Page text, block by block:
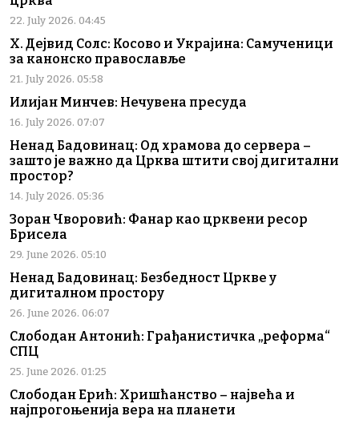
22. July 2026. 04:45
Х. Дејвид Солс: Косово и Украјина: Самученици
за канонско православље
21. July 2026. 05:58
Илијан Минчев: Нечувена пресуда
16. July 2026. 07:07
Ненад Бадовинац: Од храмова до сервера –
зашто је важно да Црква штити свој дигитални
простор?
14. July 2026. 05:36
Зоран Чворовић: Фанар као црквени ресор
Брисела
29. June 2026. 05:10
Ненад Бадовинац: Безбедност Цркве у
дигиталном простору
26. June 2026. 06:07
Слободан Антонић: Грађанистичка „реформа“
СПЦ
25. June 2026. 01:25
Слободан Ерић: Хришћанство – највећа и
најпрогоњенија вера на планети